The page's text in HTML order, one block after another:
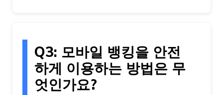
Q3: 모바일 뱅킹을 안전
하게 이용하는 방법은 무
엇인가요?